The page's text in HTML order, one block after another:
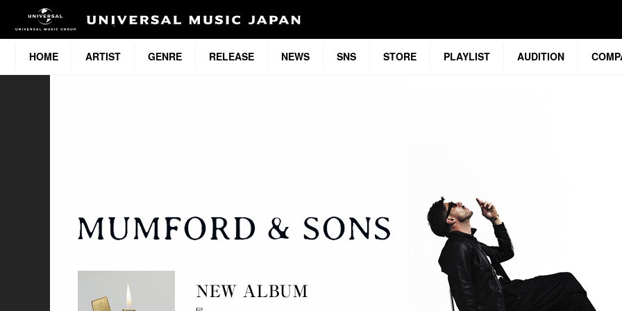
HOME ARTIST GENRE RELEASE NEWS SNS STORE PLAYLIST AUDITION